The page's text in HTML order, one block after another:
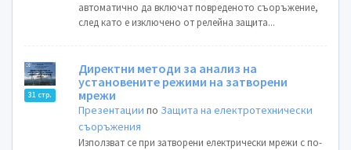
автоматично да включат повреденото съоръжение,
след като е изключено от релейна защита...
31 стр.
Директни методи за анализ на
установените режими на затворени
мрежи
Презентации по Защита на електротехнически
съоръжения
Използват се при затворени електрически мрежи с по-